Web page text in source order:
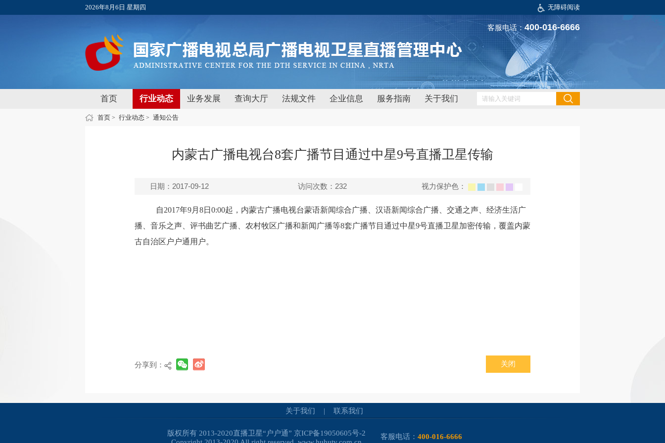
2026年8月6日 星期四 无障碍阅读
客服电话：400-016-6666
首页 行业动态 业务发展 查询大厅 法规文件 企业信息 服务指南 关于我们
首页 > 行业动态 > 通知公告
内蒙古广播电视台8套广播节目通过中星9号直播卫星传输
日期：2017-09-12 访问次数： 232 视力保护色：
自2017年9月8日0:00起，内蒙古广播电视台蒙语新闻综合广播、汉语新闻综合广播、交通之声、经济生活广
播、音乐之声、评书曲艺广播、农村牧区广播和新闻广播等8套广播节目通过中星9号直播卫星加密传输，覆盖内蒙
古自治区户户通用户。
分享到： 关闭
关于我们 | 联系我们
版权所有 2013-2020直播卫星“户户通” 京ICP备19050605号-2
客服电话： 400-016-6666